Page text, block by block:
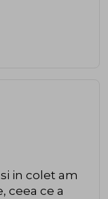
in colet am
ceea ce a